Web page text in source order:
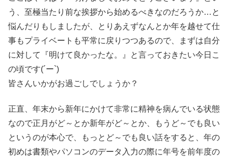
う、至極当たり前な挨拶から始めるべきなのだろうか…と
悩んだりもしましたが、とりあえずなんとか年を越せて仕
事もプライベートも平常に戻りつつあるので、まずは自分
に対して『明けて良かったな。』と言っておきたい今日こ
の頃です(´ー`)
皆さんいかがお過ごしでしょうか？
正直、年末から新年にかけて非常に精神を病んでいる状態
なので正月がど～とか新年がど～とか、もうど～でも良い
というのが本心で、もっとど～でも良い話をすると、年の
初めは書類やパソコンのデータ入力の際に年号を前年度の